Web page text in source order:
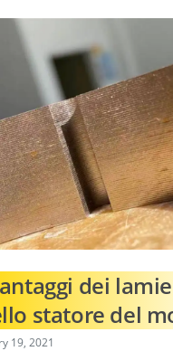
dei
statore del
19, 2021